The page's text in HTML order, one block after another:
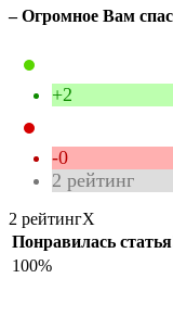
– Огромное Вам
+2
-0
2 рейтинг
2 рейтингX
Понравилась
100%